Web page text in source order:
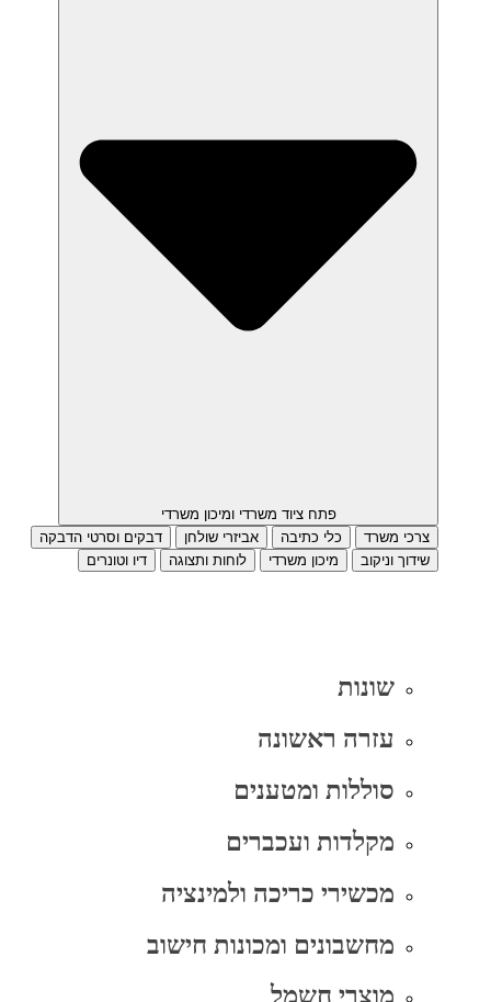
פתח ציוד משרדי ומיכון משרדי
צרכי משרד
כלי כתיבה אביזרי שולחן
דבקים וסרטי הדבקה
שידוך וניקוב
מיכון משרדי לוחות ותצוגה דיו וטונרים
שונות
עזרה ראשונה
סוללות ומטענים
מקלדות ועכברים
מכשירי כריכה ולמינציה
מחשבונים ומכונות חישוב
מוצרי חשמל